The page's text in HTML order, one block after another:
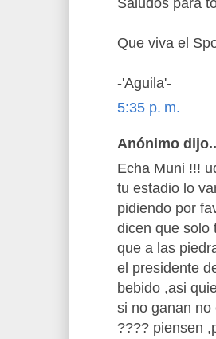
Que viva el
-'Aguila'-
5:35 p. m.
Anónimo
Echa Muni !!!
tu estadio lo
pidiendo por
dicen que solo
que a las
el presidente
bebido ,asi
si no ganan no
???? piensen